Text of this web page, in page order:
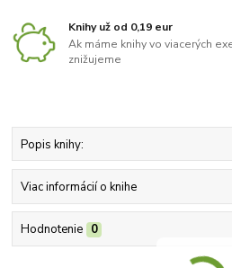
Knihy už od 0,19 eur
Ak máme knihy vo viacerých
znižujeme
Popis knihy:
Viac informácií o knihe
Hodnotenie 0